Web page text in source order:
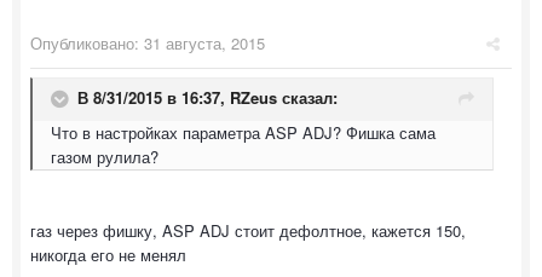
Опубликовано: 31 августа, 2015
В 8/31/2015 в 16:37, RZeus сказал:
Что в настройках параметра ASP ADJ? Фишка сама
газом рулила?
газ через фишку, ASP ADJ стоит дефолтное, кажется 150,
никогда его не менял